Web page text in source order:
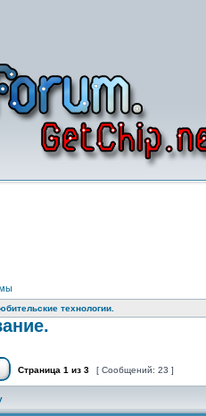
технологии.
Страница 1 из 3 [ Сообщений: 23 ]